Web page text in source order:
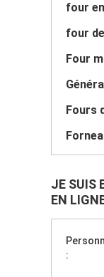
four
four
Fours
JE SUIS
EN
: